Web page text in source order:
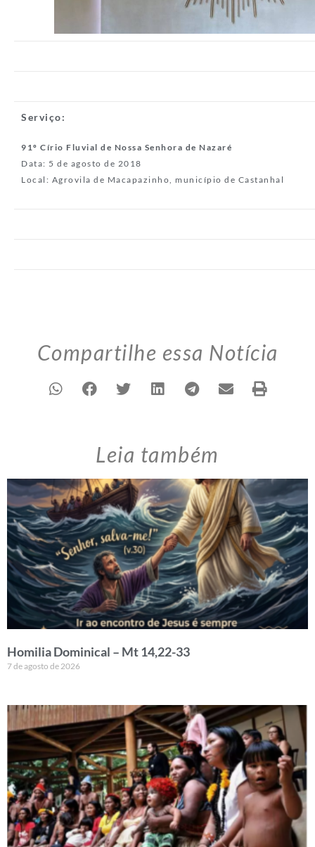
Serviço:
91º Círio Fluvial de Nossa Senhora de Nazaré
Data: 5 de agosto de 2018
Local: Agrovila de Macapazinho, município de Castanhal
Compartilhe essa Notícia
Leia também
Homilia Dominical – Mt 14,22-33
7 de agosto de 2026